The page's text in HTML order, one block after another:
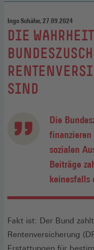
Ingo Schäfer, 27.09.2024
:
DIE
SIND
Die
finanzieren
sozialen
Beiträge
keinesfalls
Fakt ist: Der Bund
Rentenversicherung
Erstattungen für